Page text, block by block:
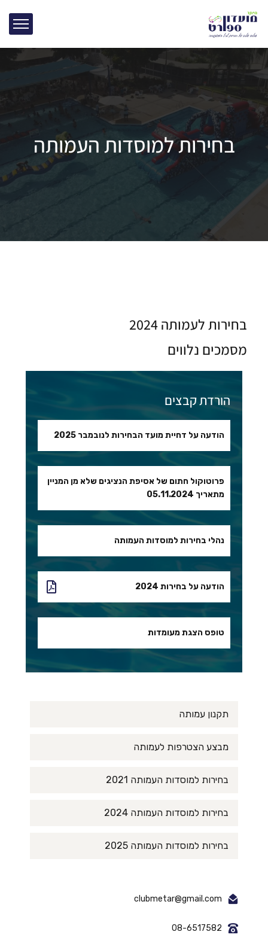
בחירות למוסדות העמותה
בחירות לעמותה 2024
מסמכים נלווים
הורדת קבצים
הודעה על דחיית מועד הבחירות לנובמבר 2025
פרוטוקול חתום של אסיפת הנציגים שלא מן המניין
מתאריך 05.11.2024
נהלי בחירות למוסדות העמותה
הודעה על בחירות 2024
טופס הצגת מעומדות
תקנון עמותה
מבצע הצטרפות לעמותה
בחירות למוסדות העמותה 2021
בחירות למוסדות העמותה 2024
בחירות למוסדות העמותה 2025
clubmetar@gmail.com
08-6517582